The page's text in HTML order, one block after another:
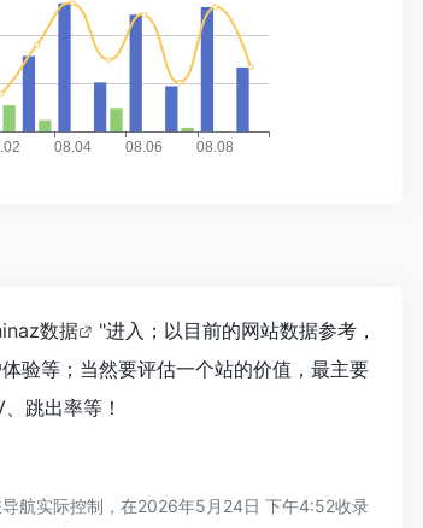
数据
"进入；以目前的网站数据参考，
验等；当然要评估一个站的价值，最主要
跳出率等！
航实际控制，在2026年5月24日 下午4:52收录